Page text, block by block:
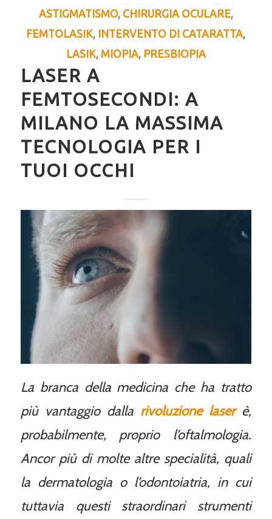
ASTIGMATISMO, CHIRURGIA OCULARE,
FEMTOLASIK, INTERVENTO DI CATARATTA,
LASIK, MIOPIA, PRESBIOPIA
LASER A
FEMTOSECONDI: A
MILANO LA MASSIMA
TECNOLOGIA PER I
TUOI OCCHI
La branca della medicina che ha tratto
più vantaggio dalla rivoluzione laserè,
probabilmente, proprio l’oftalmologia.
Ancor più di molte altre specialità, quali
la dermatologia o l’odontoiatria, in cui
tuttavia questi straordinari strumenti